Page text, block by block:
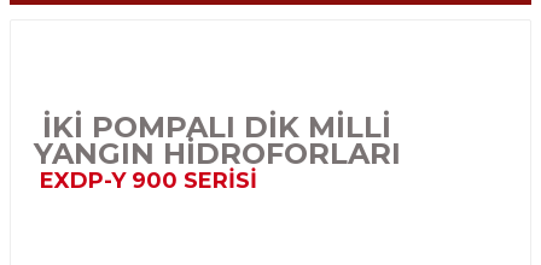
İKİ POMPALI DİK MİLLİ
YANGIN HİDROFORLARI
EXDP-Y 900 SERİSİ